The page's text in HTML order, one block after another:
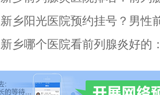
新乡阳光医院预约挂号？男性
新乡哪个医院看前列腺炎好的
腺炎带来的伤害？